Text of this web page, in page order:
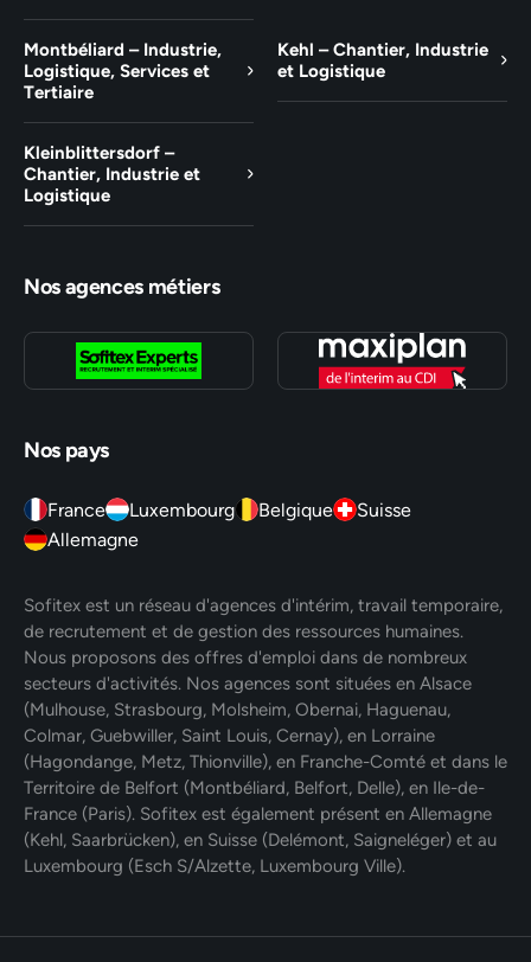
Montbéliard – Industrie,
Logistique, Services et
Tertiaire
Kehl – Chantier, Industrie
et Logistique
Kleinblittersdorf –
Chantier, Industrie et
Logistique
Nos agences métiers
Nos pays
France Luxembourg Belgique
Suisse
Allemagne
Sofitex est un réseau d'agences d'intérim, travail temporaire,
de recrutement et de gestion des ressources humaines.
Nous proposons des offres d'emploi dans de nombreux
secteurs d'activités. Nos agences sont situées en Alsace
(Mulhouse, Strasbourg, Molsheim, Obernai, Haguenau,
Colmar, Guebwiller, Saint Louis, Cernay), en Lorraine
(Hagondange, Metz, Thionville), en Franche-Comté et dans le
Territoire de Belfort (Montbéliard, Belfort, Delle), en Ile-de-
France (Paris). Sofitex est également présent en Allemagne
(Kehl, Saarbrücken), en Suisse (Delémont, Saigneléger) et au
Luxembourg (Esch S/Alzette, Luxembourg Ville).